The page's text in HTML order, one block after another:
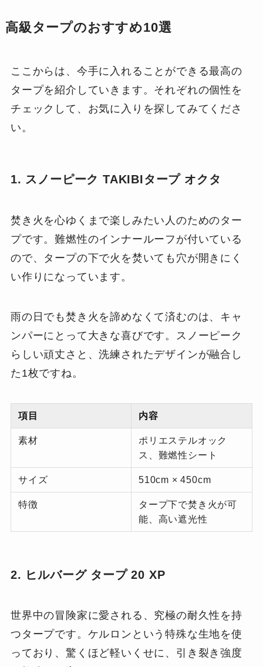
高級タープのおすすめ10選
ここからは、今手に入れることができる最高の
タープを紹介していきます。それぞれの個性を
チェックして、お気に入りを探してみてくださ
い。
1. スノーピーク TAKIBIタープ オクタ
焚き火を心ゆくまで楽しみたい人のためのター
プです。難燃性のインナールーフが付いている
ので、タープの下で火を焚いても穴が開きにく
い作りになっています。
雨の日でも焚き火を諦めなくて済むのは、キャ
ンパーにとって大きな喜びです。スノーピーク
らしい頑丈さと、洗練されたデザインが融合し
た1枚ですね。
項目 内容
素材
ポリエステルオック
ス、難燃性シート
サイズ 510cm × 450cm
特徴
タープ下で焚き火が可
能、高い遮光性
2. ヒルバーグ タープ 20 XP
世界中の冒険家に愛される、究極の耐久性を持
つタープです。ケルロンという特殊な生地を使
っており、驚くほど軽いくせに、引き裂き強度